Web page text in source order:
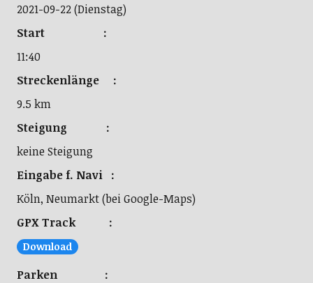
2021-09-22 (Dienstag)
Start :
11:40
Streckenlänge :
9.5 km
Steigung :
keine Steigung
Eingabe f. Navi :
Köln, Neumarkt (bei Google-Maps)
GPX Track :
Download
Parken :